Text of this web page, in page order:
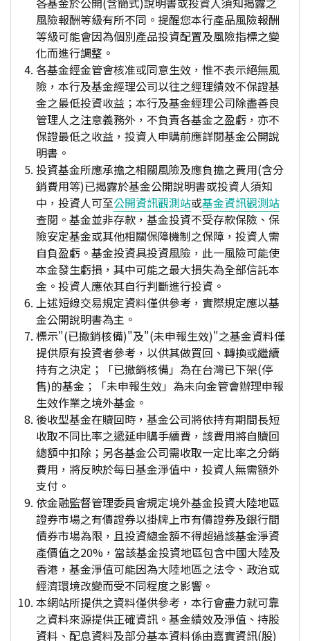
風險報酬等級有所不同。提醒您本行產品風險報酬
等級可能會因為個別產品投資配置及風險指標之變
化而進行調整。
各基金經金管會核准或同意生效，惟不表示絕無風
險，本行及基金經理公司以往之經理績效不保證基
金之最低投資收益；本行及基金經理公司除盡善良
管理人之注意義務外，不負責各基金之盈虧，亦不
保證最低之收益，投資人申購前應詳閱基金公開說
明書。
投資基金所應承擔之相關風險及應負擔之費用(含分
銷費用等)已揭露於基金公開說明書或投資人須知
中，投資人可至公開資訊觀測站或基金資訊觀測站
查閱。基金並非存款，基金投資不受存款保險、保
險安定基金或其他相關保障機制之保障，投資人需
自負盈虧。基金投資具投資風險，此一風險可能使
本金發生虧損，其中可能之最大損失為全部信託本
金。投資人應依其自行判斷進行投資。
上述短線交易規定資料僅供參考，實際規定應以基
金公開說明書為主。
標示"(已撤銷核備)"及"(未申報生效)"之基金資料僅
提供原有投資者參考，以供其做買回、轉換或繼續
持有之決定；「已撤銷核備」為在台灣已下架(停
售)的基金；「未申報生效」為未向金管會辦理申報
生效作業之境外基金。
後收型基金在贖回時，基金公司將依持有期間長短
收取不同比率之遞延申購手續費，該費用將自贖回
總額中扣除；另各基金公司需收取一定比率之分銷
費用，將反映於每日基金淨值中，投資人無需額外
支付。
依金融監督管理委員會規定境外基金投資大陸地區
證券市場之有價證券以掛牌上市有價證券及銀行間
債券市場為限，且投資總金額不得超過該基金淨資
產價值之20%，當該基金投資地區包含中國大陸及
香港，基金淨值可能因為大陸地區之法令、政治或
經濟環境改變而受不同程度之影響。
本網站所提供之資料僅供參考，本行會盡力就可靠
之資料來源提供正確資訊。基金績效及淨值、持股
資料、配息資料及部分基本資料係由嘉實資訊(股)